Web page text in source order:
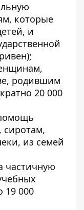
которые
и
родившим
20 000
сиротам,
из семей
частичную
19 000